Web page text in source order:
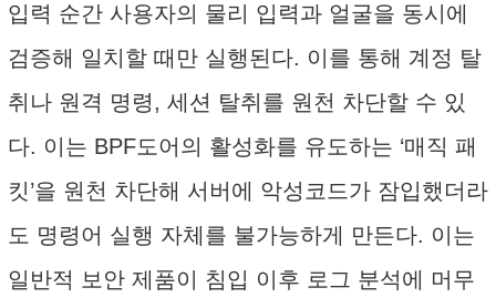
입력 순간 사용자의 물리 입력과 얼굴을 동시에
검증해 일치할 때만 실행된다. 이를 통해 계정 탈
취나 원격 명령, 세션 탈취를 원천 차단할 수 있
다. 이는 BPF도어의 활성화를 유도하는 ‘매직 패
킷’을 원천 차단해 서버에 악성코드가 잠입했더라
도 명령어 실행 자체를 불가능하게 만든다. 이는
일반적 보안 제품이 침입 이후 로그 분석에 머무